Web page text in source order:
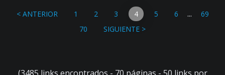
< ANTERIOR 1 2 3 4 5 6 ...
69
70
SIGUIENTE >